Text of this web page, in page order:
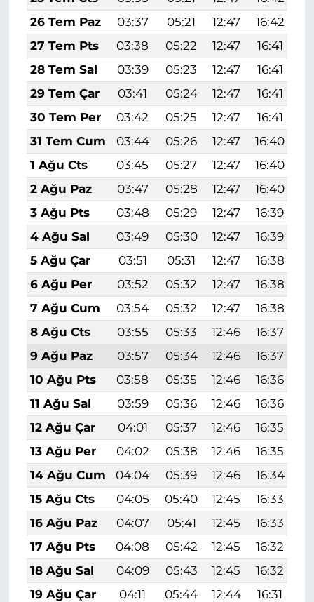
26 Tem Paz
03:37 05:21 12:47 16:42
27 Tem Pts
03:38 05:22 12:47 16:41
28 Tem Sal
03:39 05:23 12:47 16:41
29 Tem Çar
03:41 05:24 12:47 16:41
30 Tem Per
03:42 05:25 12:47 16:41
31 Tem Cum
03:44 05:26 12:47 16:40
1 Ağu Cts
03:45 05:27 12:47 16:40
2 Ağu Paz
03:47 05:28 12:47 16:40
3 Ağu Pts
03:48 05:29 12:47 16:39
4 Ağu Sal
03:49 05:30 12:47 16:39
5 Ağu Çar
03:51 05:31 12:47 16:38
6 Ağu Per
03:52 05:32 12:47 16:38
7 Ağu Cum
03:54 05:32 12:47 16:38
8 Ağu Cts
03:55 05:33 12:46 16:37
9 Ağu Paz
03:57 05:34 12:46 16:37
10 Ağu Pts
03:58 05:35 12:46 16:36
11 Ağu Sal
03:59 05:36 12:46 16:36
12 Ağu Çar
04:01 05:37 12:46 16:35
13 Ağu Per
04:02 05:38 12:46 16:35
14 Ağu Cum
04:04 05:39 12:46 16:34
15 Ağu Cts
04:05 05:40 12:45 16:33
16 Ağu Paz
04:07 05:41 12:45 16:33
17 Ağu Pts
04:08 05:42 12:45 16:32
18 Ağu Sal
04:09 05:43 12:45 16:32
19 Ağu Çar
04:11 05:44 12:44 16:31